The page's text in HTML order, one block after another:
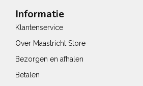
Informatie
Klantenservice
Over Maastricht Store
Bezorgen en afhalen
Betalen